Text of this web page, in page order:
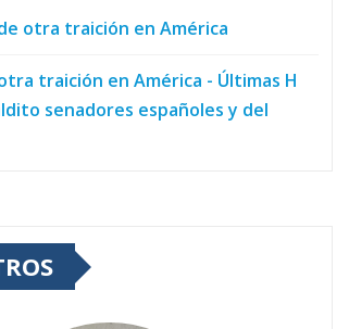
otra traición en América
traición en América - Últimas H
senadores españoles y del